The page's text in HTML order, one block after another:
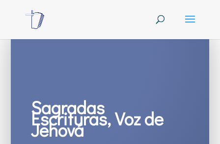
Sagradas
Escrituras, Voz de
Jehová